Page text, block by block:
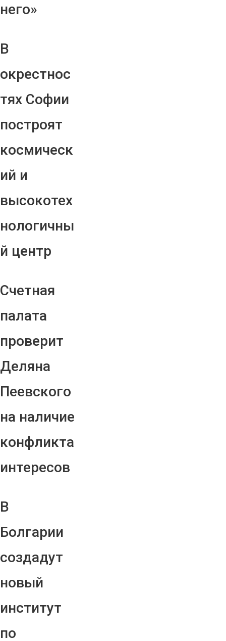
него»
В
окрестнос
тях Софии
построят
космическ
ий и
высокотех
нологичны
й центр
Счетная
палата
проверит
Деляна
Пеевского
на наличие
конфликта
интересов
В
Болгарии
создадут
новый
институт
по